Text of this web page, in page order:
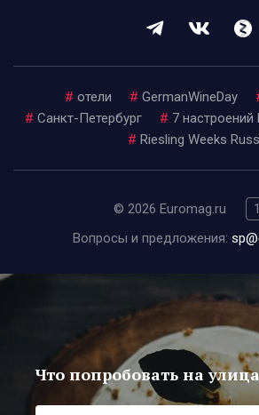
# отели # GermanWineDay
# Санкт-Петербург # 7 настроений
# Riesling Weeks
© 2026 Euromag.ru
Вопросы и предложения:
Что попробовать на